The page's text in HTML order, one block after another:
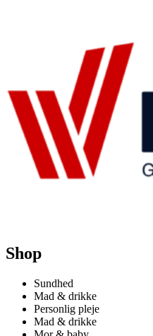
Shop
Sundhed
Mad & drikke
Personlig pleje
Mad & drikke